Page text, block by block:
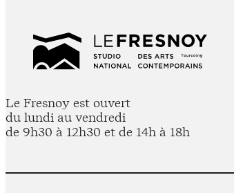
Le Fresnoy est ouvert
du lundi au vendredi
de 9h30 à 12h30 et de 14h à 18h